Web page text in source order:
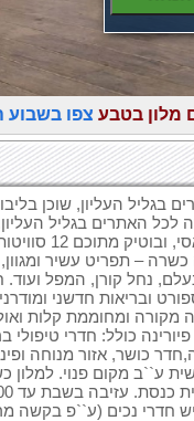
מלון בטבע צפו בשבוע
בגליל העליון, שוכן
– תפריט עשיר
נחל קורן, המפל ועוד.
ובריאות חדשני
מקורה ומחוממת קלות
כולל: חדרי טיפולי
כושר, אזור מנוחה
ע``ב מקום פנוי. למלון
חדרי נכים (ע``פ בקשה